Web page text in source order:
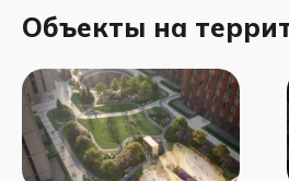
Объекты на